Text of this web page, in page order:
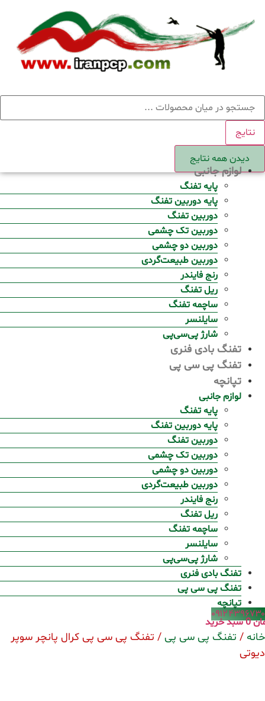
content
جستجو
.
نتایج
دیدن همه نتایج
لوازم جانبی
پایه تفنگ
پایه دوربین تفنگ
دوربین تفنگ
دوربین تک چشمی
دوربین دو چشمی
دوربین طبیعت‌گردی
رنج فایندر
ریل تفنگ
ساچمه تفنگ
سایلنسر
شارژ پی‌سی‌پی
تفنگ بادی فنری
تفنگ پی سی پی
تپانچه
لوازم جانبی
پایه تفنگ
پایه دوربین تفنگ
دوربین تفنگ
دوربین تک چشمی
دوربین دو چشمی
دوربین طبیعت‌گردی
رنج فایندر
ریل تفنگ
ساچمه تفنگ
سایلنسر
شارژ پی‌سی‌پی
تفنگ بادی فنری
تفنگ پی سی پی
تپانچه
۰۹۱۲۴۳۹۶۷۳۰
0سبد خرید
خانه / تفنگ پی سی پی / تفنگ پی سی پی کرال پانچر سوپر
دیوتی